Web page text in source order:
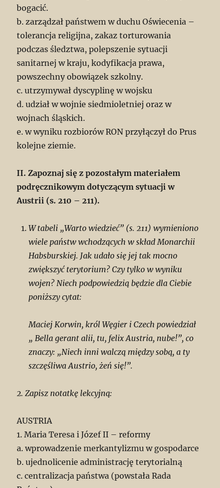
bogacić.
b. zarządzał państwem w duchu Oświecenia –
tolerancja religijna, zakaz torturowania
podczas śledztwa, polepszenie sytuacji
sanitarnej w kraju, kodyfikacja prawa,
powszechny obowiązek szkolny.
c. utrzymywał dyscyplinę w wojsku
d. udział w wojnie siedmioletniej oraz w
wojnach śląskich.
e. w wyniku rozbiorów RON przyłączył do Prus
kolejne ziemie.
II. Zapoznaj się z pozostałym materiałem
podręcznikowym dotyczącym sytuacji w
Austrii (s. 210 – 211).
W tabeli „Warto wiedzieć” (s. 211) wymieniono
wiele państw wchodzących w skład Monarchii
Habsburskiej. Jak udało się jej tak mocno
zwiększyć terytorium? Czy tylko w wyniku
wojen? Niech podpowiedzią będzie dla Ciebie
poniższy cytat:
Maciej Korwin, król Węgier i Czech powiedział
„ Bella gerant alii, tu, felix Austria, nube!”, co
znaczy: „Niech inni walczą między sobą, a ty
szczęśliwa Austrio, żeń się!”.
2. Zapisz notatkę lekcyjną:
AUSTRIA
1. Maria Teresa i Józef II – reformy
a. wprowadzenie merkantylizmu w gospodarce
b. ujednolicenie administrację terytorialną
c. centralizacja państwa (powstała Rada